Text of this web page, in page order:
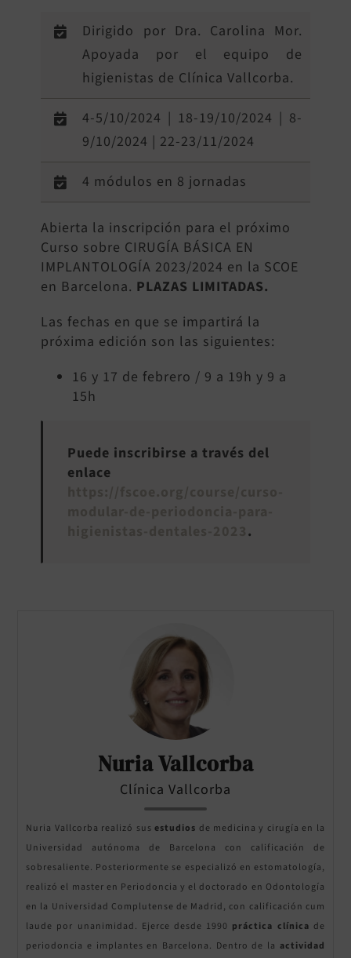
Dirigido por Dra. Carolina Mor.
Apoyada por el equipo de
higienistas de Clínica Vallcorba.
4-5/10/2024 | 18-19/10/2024 | 8-
9/10/2024 | 22-23/11/2024
4 módulos en 8 jornadas
Abierta la inscripción para el próximo
Curso sobre CIRUGÍA BÁSICA EN
IMPLANTOLOGÍA 2023/2024 en la SCOE
en Barcelona. PLAZAS LIMITADAS.
Las fechas en que se impartirá la
próxima edición son las siguientes:
16 y 17 de febrero / 9 a 19h y 9 a
15h
Puede inscribirse a través del
enlace
.
Nuria Vallcorba
Clínica Vallcorba
Nuria Vallcorba realizó susestudios de medicina y cirugía en la
Universidad autónoma de Barcelona con calificación de
sobresaliente. Posteriormente se especializó en estomatología,
realizó el master en Periodoncia y el doctorado en Odontología
en la Universidad Complutense de Madrid, con calificación cum
laude por unanimidad. Ejerce desde 1990 práctica clínica de
periodoncia e implantes en Barcelona. Dentro de la actividad